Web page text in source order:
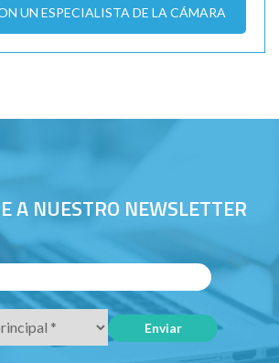
UN ESPECIALISTA DE LA CÁMARA
A NUESTRO NEWSLETTER